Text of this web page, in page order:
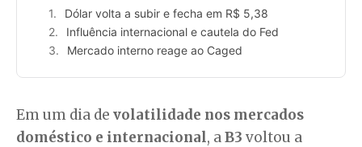
Dólar volta a subir e fecha em R$ 5,38
Influência internacional e cautela do Fed
Mercado interno reage ao Caged
Em um dia de volatilidade nos mercados
doméstico e internacional, aB3 voltou a